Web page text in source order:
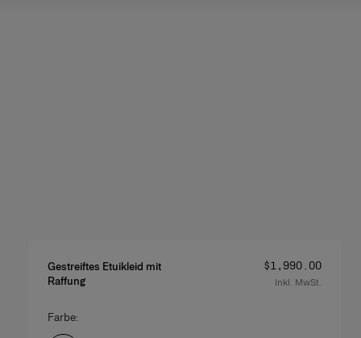
Gestreiftes Etuikleid mit
Raffung
Preis:
$1,990.00
Inkl. MwSt.
Farbe: